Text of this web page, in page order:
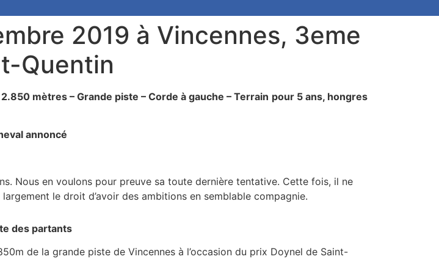
2019 à Vincennes, 3eme
Quentin
mètres – Grande piste – Corde à gauche – Terrain pour 5 ans, hongres
annoncé
Nous en voulons pour preuve sa toute dernière tentative. Cette fois, il ne
le droit d’avoir des ambitions en semblable compagnie.
des partants
de la grande piste de Vincennes à l’occasion du prix Doynel de Saint-